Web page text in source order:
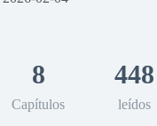
8
Capítulos
448
leídos